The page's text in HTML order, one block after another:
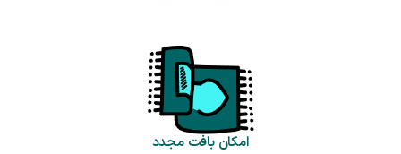
امکان بافت مجدد